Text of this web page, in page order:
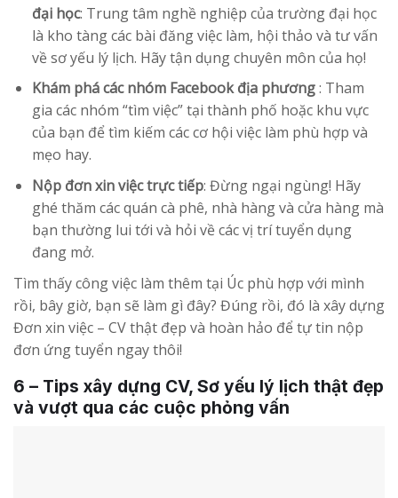
đại học: Trung tâm nghề nghiệp của trường đại học
là kho tàng các bài đăng việc làm, hội thảo và tư vấn
về sơ yếu lý lịch. Hãy tận dụng chuyên môn của họ!
Khám phá các nhóm Facebook địa phương: Tham
gia các nhóm “tìm việc” tại thành phố hoặc khu vực
của bạn để tìm kiếm các cơ hội việc làm phù hợp và
mẹo hay.
Nộp đơn xin việc trực tiếp: Đừng ngại ngùng! Hãy
ghé thăm các quán cà phê, nhà hàng và cửa hàng mà
bạn thường lui tới và hỏi về các vị trí tuyển dụng
đang mở.
Tìm thấy công việc làm thêm tại Úc phù hợp với mình
rồi, bây giờ, bạn sẽ làm gì đây? Đúng rồi, đó là xây dựng
Đơn xin việc – CV thật đẹp và hoàn hảo để tự tin nộp
đơn ứng tuyển ngay thôi!
6 – Tips xây dựng CV, Sơ yếu lý lịch thật đẹp
và vượt qua các cuộc phỏng vấn